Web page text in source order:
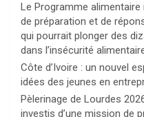
Le Programme
de préparation et de
qui pourrait plonger des
dans l’insécurité
Côte d’Ivoire : un nouvel
idées des jeunes en
Pèlerinage de Lourdes
investis d’une mission de